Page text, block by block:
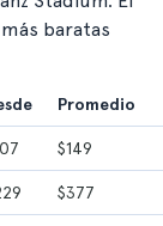
baratas
Promedio
$149
$377